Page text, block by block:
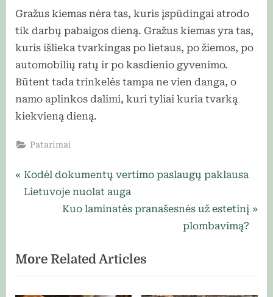
Gražus kiemas nėra tas, kuris įspūdingai atrodo
tik darbų pabaigos dieną. Gražus kiemas yra tas,
kuris išlieka tvarkingas po lietaus, po žiemos, po
automobilių ratų ir po kasdienio gyvenimo.
Būtent tada trinkelės tampa ne vien danga, o
namo aplinkos dalimi, kuri tyliai kuria tvarką
kiekvieną dieną.
Patarimai
Navigacija
P
r
o
u
s
Kodėl dokumentų vertimo paslaugų paklausa
Lietuvoje nuolat auga
N
t
P
o
Kuo laminatės pranašesnės už estetinį
plombavimą?
More Related Articles